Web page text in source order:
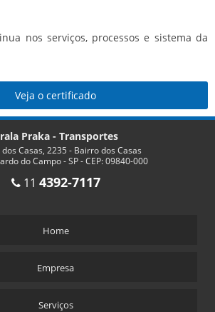
nos serviços, processos e sistema da
Veja o certificado
Praka - Transportes
Casas, 2235 - Bairro dos Casas
do Campo - SP - CEP: 09840-000
11 4392-7117
Home
Empresa
Serviços